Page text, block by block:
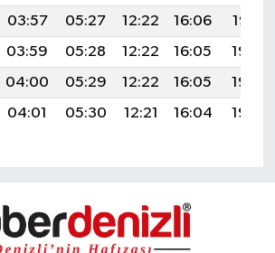
03:57 05:27 12:22 16:06
19:07
03:59 05:28 12:22 16:05
19:06
04:00 05:29 12:22 16:05
19:04
04:01 05:30 12:21 16:04 19:03